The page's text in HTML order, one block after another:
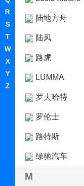
R
S
T
W
X
Y
Z
陆地方舟
陆风
路虎
LUMMA
罗夫哈特
罗伦士
路特斯
绿驰汽车
M